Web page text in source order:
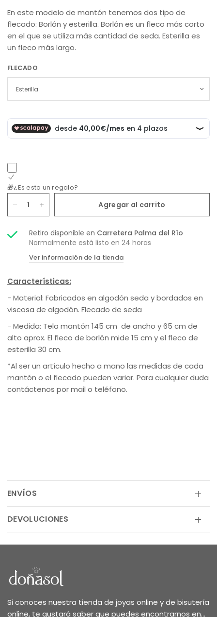
En este modelo de mantón tenemos dos tipo de
flecado: Borlón y esterilla. Borlón es un fleco más corto
en el que se utiliza más cantidad de seda. Esterilla es
un fleco más largo.
FLECADO
🎁¿Es esto un regalo?
Agregar al carrito
Retiro disponible en Carretera Palma del Río
Normalmente está listo en 24 horas
Ver información de la tienda
Características:
- Material: Fabricados en algodón seda y bordados en
viscosa de algodón. Flecado de seda
- Medida: Tela mantón145 cm de ancho y 65 cm de
alto aprox. El fleco de borlón mide 15 cm y el fleco de
esterilla 30 cm.
*Al ser un artículo hecho a mano las medidas de cada
mantón o el flecado pueden variar. Para cualquier duda
contáctenos por mail o teléfono.
ENVÍOS
DEVOLUCIONES
Si conoces nuestra tienda de joyas online y de bisutería
online, te gustará saber que puedes encontrarnos en...